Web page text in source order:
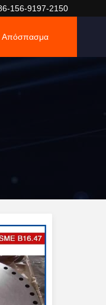
156-9197-2150
Απόσπασμα